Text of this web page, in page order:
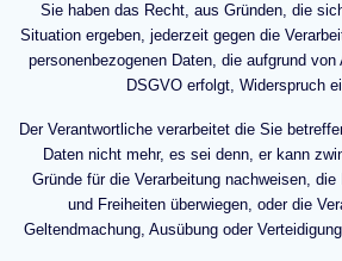
Sie haben das Recht, aus Gründen, die
Situation ergeben, jederzeit gegen die
personenbezogenen Daten, die aufgrund
DSGVO erfolgt, Widerspruch
Der Verantwortliche verarbeitet die Sie
Daten nicht mehr, es sei denn, er kann
Gründe für die Verarbeitung nachweisen,
und Freiheiten überwiegen, oder die
Geltendmachung, Ausübung oder